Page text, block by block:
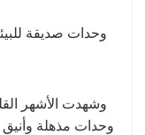
وشهدت الأشهر
وحدات مذهلة